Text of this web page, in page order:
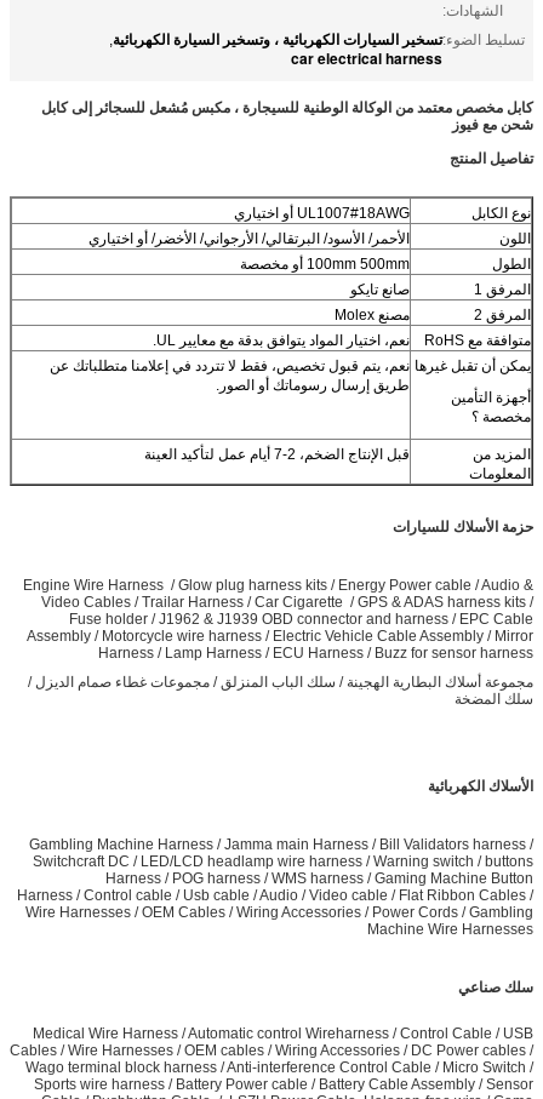
الشهادات:
تسليط الضوء:تسخير السيارات الكهربائية ، وتسخير السيارة الكهربائية,
car electrical harness
كابل مخصص معتمد من الوكالة الوطنية للسيجارة ، مكبس مُشعل للسجائر إلى كابل
شحن مع فيوز
تفاصيل المنتج
نوع الكابل
UL1007#18AWG أو اختياري
اللون
الأحمر/ الأسود/ البرتقالي/ الأرجواني/ الأخضر/ أو اختياري
الطول
100mm 500mm أو مخصصة
المرفق 1
صانع تايكو
المرفق 2
مصنع Molex
متوافقة مع RoHS
نعم، اختيار المواد يتوافق بدقة مع معايير UL.
يمكن أن تقبل غيرها
أجهزة التأمين
مخصصة ؟
نعم، يتم قبول تخصيص، فقط لا تتردد في إعلامنا متطلباتك عن
طريق إرسال رسوماتك أو الصور.
المزيد من
المعلومات
قبل الإنتاج الضخم، 2-7 أيام عمل لتأكيد العينة
حزمة الأسلاك للسيارات
Engine Wire Harness / Glow plug harness kits / Energy Power cable / Audio &
Video Cables / Trailar Harness / Car Cigarette / GPS & ADAS harness kits /
Fuse holder / J1962 & J1939 OBD connector and harness / EPC Cable
Assembly / Motorcycle wire harness / Electric Vehicle Cable Assembly / Mirror
Harness / Lamp Harness / ECU Harness / Buzz for sensor harness
مجموعة أسلاك البطارية الهجينة / سلك الباب المنزلق / مجموعات غطاء صمام الديزل /
سلك المضخة
الأسلاك الكهربائية
Gambling Machine Harness / Jamma main Harness / Bill Validators harness /
Switchcraft DC / LED/LCD headlamp wire harness / Warning switch / buttons
Harness / POG harness / WMS harness / Gaming Machine Button
Harness / Control cable / Usb cable / Audio / Video cable / Flat Ribbon Cables /
Wire Harnesses / OEM Cables / Wiring Accessories / Power Cords / Gambling
Machine Wire Harnesses
سلك صناعي
Medical Wire Harness / Automatic control Wireharness / Control Cable / USB
Cables / Wire Harnesses / OEM cables / Wiring Accessories / DC Power cables /
Wago terminal block harness / Anti-interference Control Cable / Micro Switch /
Sports wire harness / Battery Power cable / Battery Cable Assembly / Sensor